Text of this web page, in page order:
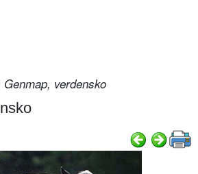
Genmap, verdensko